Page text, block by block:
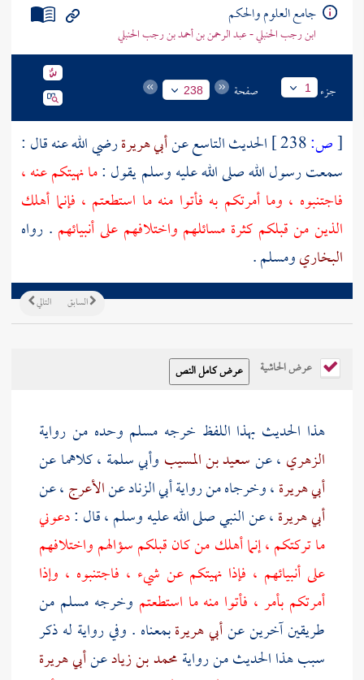
جامع العلوم والحكم
ابن رجب الحنبلي - عبد الرحمن بن أحمد بن رجب الحنبلي
جزء 1 صفحة 238
[ص: الحديث التاسع عنأبي هريرةرضي الله عنه قال :
سمعت رسول الله صلى الله عليه وسلم يقول :ما نهيتكم عنه ،
فاجتنبوه ، وما أمرتكم به فأتوا منه ما استطعتم ، فإنما أهلك
الذين من قبلكم كثرة مسائلهم واختلافهم على أنبيائهم . رواه
البخاريومسلم.
التالي السابق
عرض الحاشية
هذا الحديث بهذا اللفظ خرجه مسلم وحده من رواية
الزهري ، عنسعيد بن المسيب وأبي سلمة ، كلاهما عن
أبي هريرة، وخرجاه من روايةأبي الزنادعنالأعرج، عن
أبي هريرة، عن النبي صلى الله عليه وسلم ، قال :دعوني
ما تركتكم ، إنما أهلك من كان قبلكم سؤالهم واختلافهم
على أنبيائهم ، فإذا نهيتكم عن شيء ، فاجتنبوه ، وإذا
أمرتكم بأمر ، فأتوا منه ما استطعتم وخرجه مسلم من
طريقين آخرين عنأبي هريرةبمعناه . وفي رواية له ذكر
سبب هذا الحديث من روايةمحمد بن زيادعنأبي هريرة